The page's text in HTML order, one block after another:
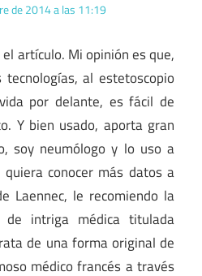
de 2014 a las 11:19
artículo. Mi opinión es que,
al estetoscopio
por delante, es fácil de
Y bien usado, aporta gran
soy neumólogo y lo uso a
conocer más datos a
Laennec, le recomiendo la
intriga médica titulada
de una forma original de
médico francés a través